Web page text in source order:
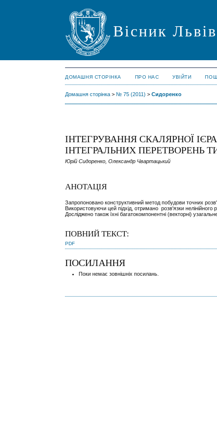
Вісник
ДОМАШНЯ СТОРІНКА ПРО НАС УВІЙТИ
Домашня сторінка > № 75 (2011) >Сидоренко
ІНТЕГРУВАННЯ СКАЛЯРНОЇ
ІНТЕГРАЛЬНИХ ПЕРЕТВОРЕНЬ
Юрій Сидоренко, Олександр Чвартацький
АНОТАЦІЯ
Запропоновано конструктивний метод побудови точних
Використовуючи цей підхід, отримано розв'язки
Досліджено також їхні багатокомпонентні (векторні)
ПОВНИЙ ТЕКСТ:
PDF
ПОСИЛАННЯ
Поки немає зовнішніх посилань.